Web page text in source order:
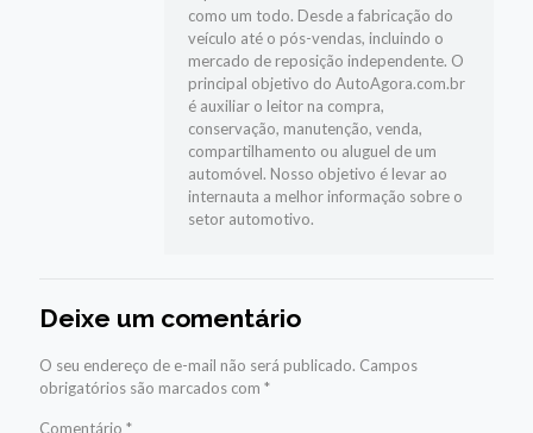
como um todo. Desde a fabricação do
veículo até o pós-vendas, incluindo o
mercado de reposição independente. O
principal objetivo do AutoAgora.com.br
é auxiliar o leitor na compra,
conservação, manutenção, venda,
compartilhamento ou aluguel de um
automóvel. Nosso objetivo é levar ao
internauta a melhor informação sobre o
setor automotivo.
Deixe um comentário
O seu endereço de e-mail não será publicado. Campos
obrigatórios são marcados com *
Comentário *